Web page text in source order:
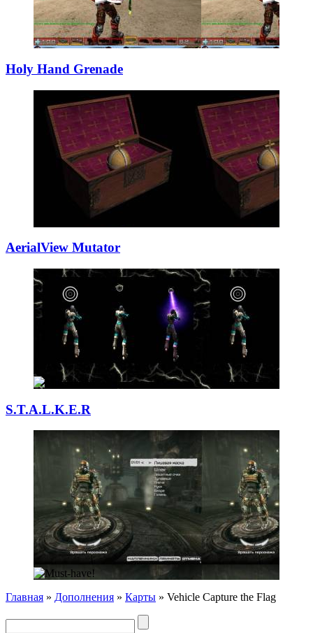
Holy Hand Grenad­e
AerialView Mutat­or
S.T.A.L.K.E.R
Главная » Дополнения » Карты » Vehicle Capture the Flag